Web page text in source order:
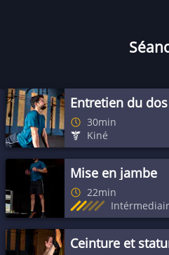
Entretien du
30min
Kiné
Mise en jambe
22min
Ceinture et